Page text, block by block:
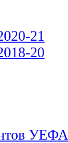
21
20
УЕФА